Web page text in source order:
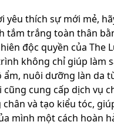
yêu thích sự mới mẻ,
tắm trắng toàn thân
độc quyền của The
không chỉ giúp làm
ẩm, nuôi dưỡng làn da
cung cấp dịch vụ
và tạo kiểu tóc,
mình một cách hoàn